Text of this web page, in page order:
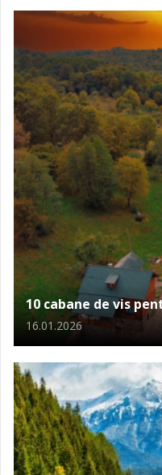
10 cabane de vis
16.01.2026